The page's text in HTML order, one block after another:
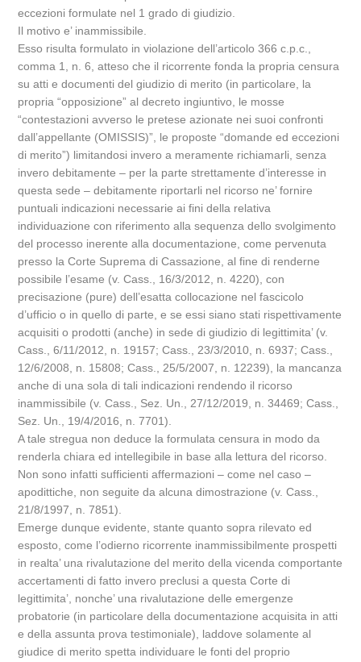
eccezioni formulate nel 1 grado di giudizio.
Il motivo e’ inammissibile.
Esso risulta formulato in violazione dell’articolo 366 c.p.c.,
comma 1, n. 6, atteso che il ricorrente fonda la propria censura
su atti e documenti del giudizio di merito (in particolare, la
propria “opposizione” al decreto ingiuntivo, le mosse
“contestazioni avverso le pretese azionate nei suoi confronti
dall’appellante (OMISSIS)”, le proposte “domande ed eccezioni
di merito”) limitandosi invero a meramente richiamarli, senza
invero debitamente – per la parte strettamente d’interesse in
questa sede – debitamente riportarli nel ricorso ne’ fornire
puntuali indicazioni necessarie ai fini della relativa
individuazione con riferimento alla sequenza dello svolgimento
del processo inerente alla documentazione, come pervenuta
presso la Corte Suprema di Cassazione, al fine di renderne
possibile l’esame (v. Cass., 16/3/2012, n. 4220), con
precisazione (pure) dell’esatta collocazione nel fascicolo
d’ufficio o in quello di parte, e se essi siano stati rispettivamente
acquisiti o prodotti (anche) in sede di giudizio di legittimita’ (v.
Cass., 6/11/2012, n. 19157; Cass., 23/3/2010, n. 6937; Cass.,
12/6/2008, n. 15808; Cass., 25/5/2007, n. 12239), la mancanza
anche di una sola di tali indicazioni rendendo il ricorso
inammissibile (v. Cass., Sez. Un., 27/12/2019, n. 34469; Cass.,
Sez. Un., 19/4/2016, n. 7701).
A tale stregua non deduce la formulata censura in modo da
renderla chiara ed intellegibile in base alla lettura del ricorso.
Non sono infatti sufficienti affermazioni – come nel caso –
apodittiche, non seguite da alcuna dimostrazione (v. Cass.,
21/8/1997, n. 7851).
Emerge dunque evidente, stante quanto sopra rilevato ed
esposto, come l’odierno ricorrente inammissibilmente prospetti
in realta’ una rivalutazione del merito della vicenda comportante
accertamenti di fatto invero preclusi a questa Corte di
legittimita’, nonche’ una rivalutazione delle emergenze
probatorie (in particolare della documentazione acquisita in atti
e della assunta prova testimoniale), laddove solamente al
giudice di merito spetta individuare le fonti del proprio